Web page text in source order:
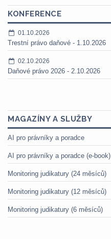
KONFERENCE
01.10.2026
Trestní právo daňové - 1.10.2026
02.10.2026
Daňové právo 2026 - 2.10.2026
MAGAZÍNY A SLUŽBY
AI pro právníky a poradce
AI pro právníky a poradce (e-book)
Monitoring judikatury (24 měsíců)
Monitoring judikatury (12 měsíců)
Monitoring judikatury (6 měsíců)